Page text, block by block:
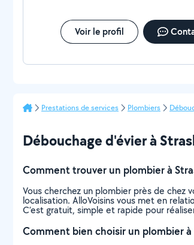
Voir le profil
Prestations de services Plombiers
Débouchage d'évier à
Comment trouver un plombier à
Vous cherchez un plombier près de
localisation. AlloVoisins vous met en
C’est gratuit, simple et rapide pour
Comment bien choisir un plombier à